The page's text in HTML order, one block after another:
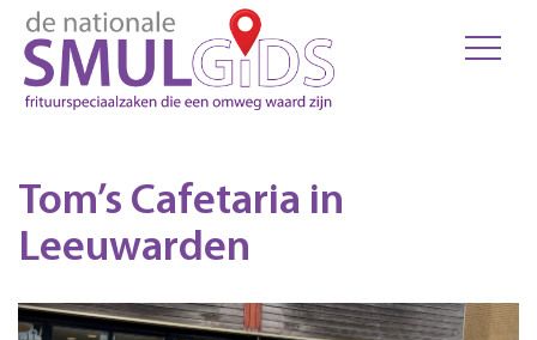
Tom’s Cafetaria in
Leeuwarden